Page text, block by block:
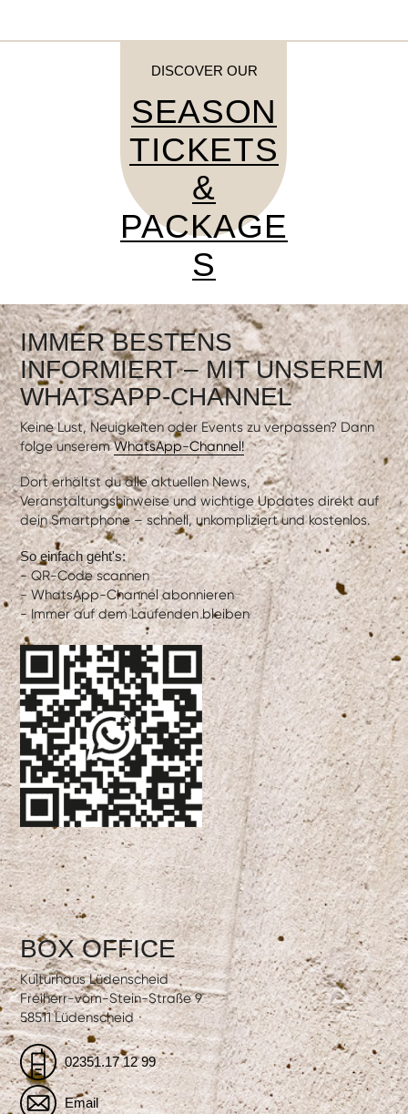
DISCOVER OUR
SEASON
TICKETS
&
PACKAGE
S
IMMER BESTENS
INFORMIERT – MIT UNSEREM
WHATSAPP-CHANNEL
Keine Lust, Neuigkeiten oder Events zu verpassen? Dann
folge unseremWhatsApp-Channel!
Dort erhältst du alle aktuellen News,
Veranstaltungshinweise und wichtige Updates direkt auf
dein Smartphone – schnell, unkompliziert und kostenlos.
So einfach geht's:
- QR-Code scannen
- WhatsApp-Channel abonnieren
- Immer auf dem Laufenden bleiben
BOX OFFICE
Kulturhaus Lüdenscheid
Freiherr-vom-Stein-Straße 9
58511 Lüdenscheid
02351.17 12 99
Email